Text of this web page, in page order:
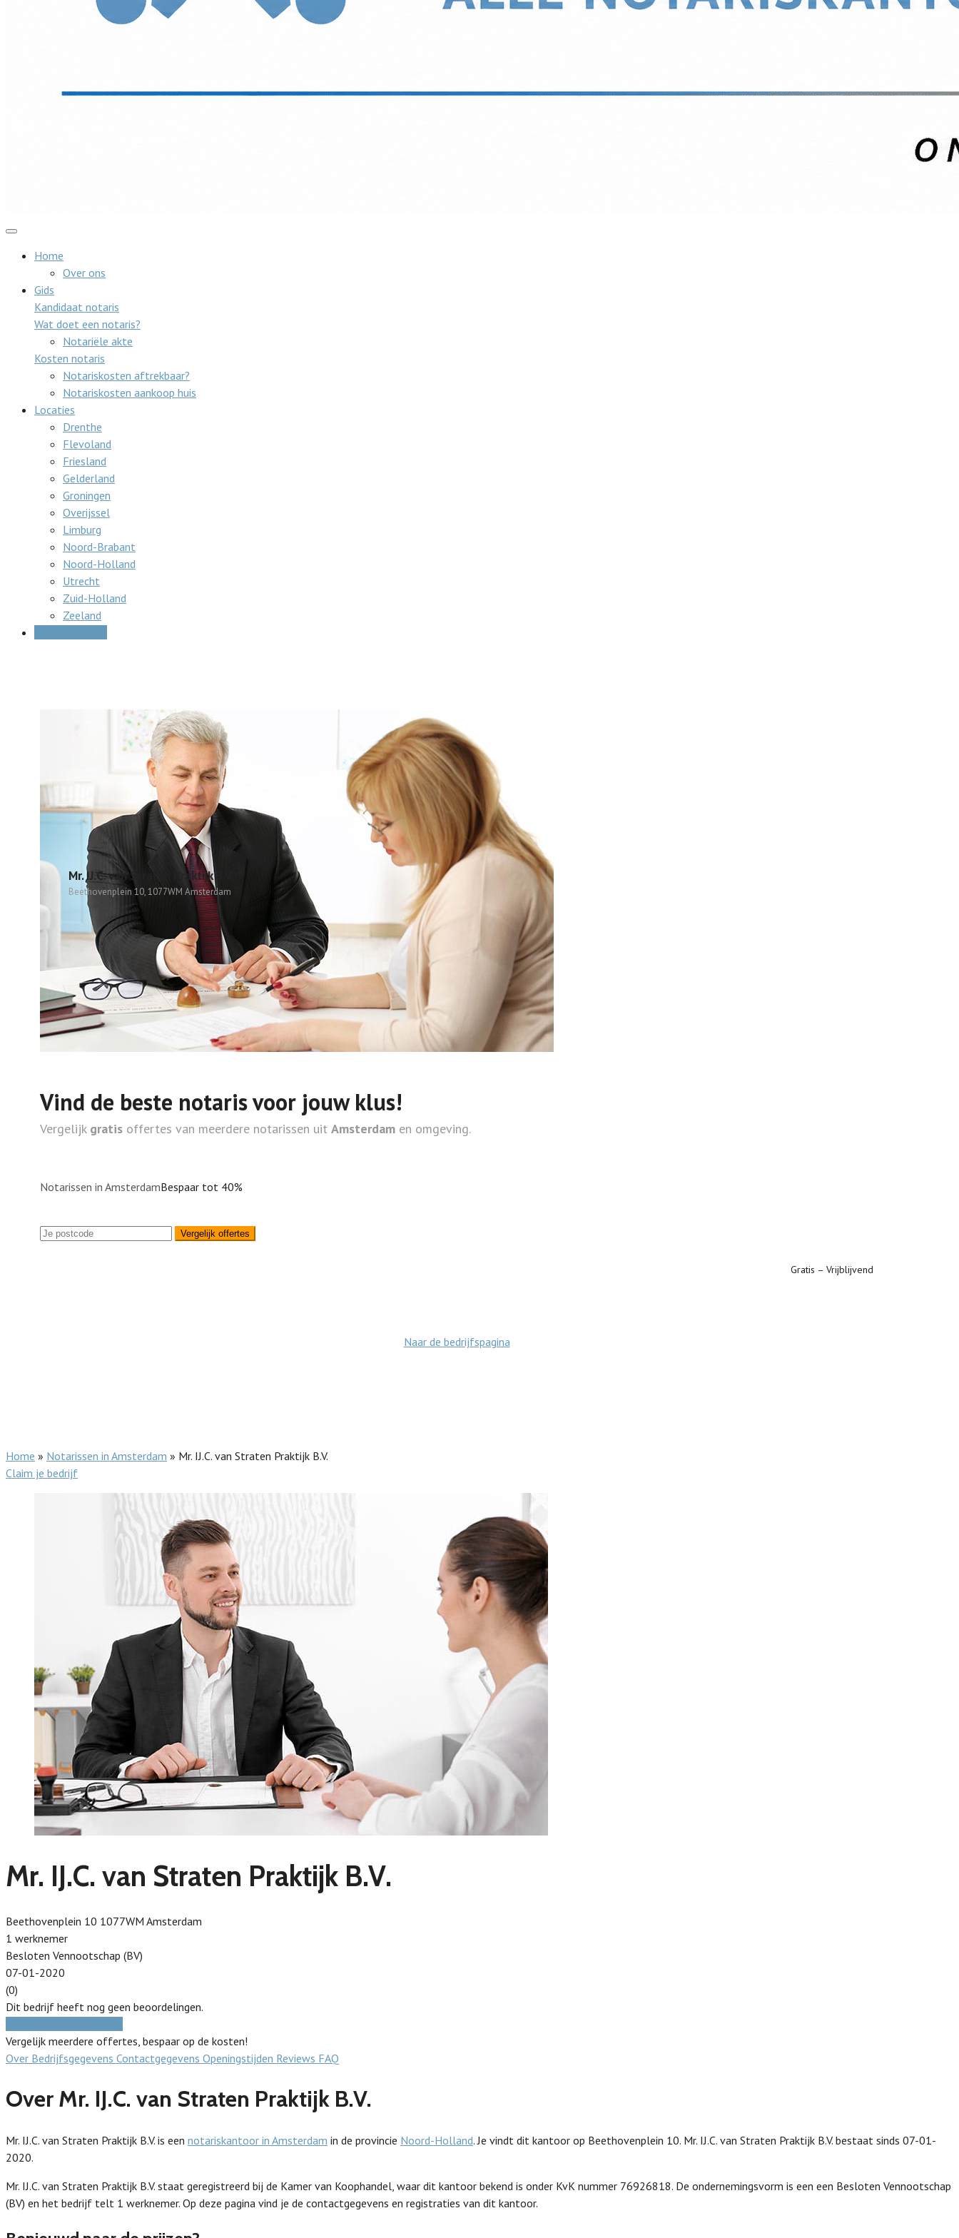
Home
Over ons
Gids
Kandidaat notaris
Wat doet een notaris?
Notariële akte
Kosten notaris
Notariskosten aftrekbaar?
Notariskosten aankoop huis
Locaties
Drenthe
Flevoland
Friesland
Gelderland
Groningen
Overijssel
Limburg
Noord-Brabant
Noord-Holland
Utrecht
Zuid-Holland
Zeeland
Mr. IJ.C. van Straten Praktijk B.V.
Beethovenplein 10, 1077WM Amsterdam
Vind de beste notaris voor jouw klus!
Vergelijk gratis offertes van meerdere notarissen uit Amsterdam en omgeving.
Notarissen in AmsterdamBespaar tot 40%
Vergelijk offertes
Gratis – Vrijblijvend
Naar de bedrijfspagina
Home » Notarissen in Amsterdam » Mr. IJ.C. van Straten Praktijk B.V.
Claim je bedrijf
Mr. IJ.C. van Straten Praktijk B.V.
Beethovenplein 10 1077WM Amsterdam
1 werknemer
Besloten Vennootschap (BV)
07-01-2020
(0)
Dit bedrijf heeft nog geen beoordelingen.
Vergelijk meerdere offertes, bespaar op de kosten!
Over Bedrijfsgegevens Contactgegevens Openingstijden Reviews FAQ
Over Mr. IJ.C. van Straten Praktijk B.V.
Mr. IJ.C. van Straten Praktijk B.V. is een notariskantoor in Amsterdam in de provincie Noord-Holland. Je vindt dit kantoor op Beethovenplein 10. Mr. IJ.C. van Straten Praktijk B.V. bestaat sinds 07-01-
2020.
Mr. IJ.C. van Straten Praktijk B.V. staat geregistreerd bij de Kamer van Koophandel, waar dit kantoor bekend is onder KvK nummer 76926818. De ondernemingsvorm is een een Besloten Vennootschap
(BV) en het bedrijf telt 1 werknemer. Op deze pagina vind je de contactgegevens en registraties van dit kantoor.